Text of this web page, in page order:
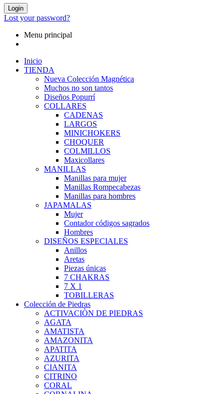
Login
Lost your password?
Menu principal
Inicio
TIENDA
Nueva Colección Magnética
Muchos no son tantos
Diseños Popurrí
COLLARES
CADENAS
LARGOS
MINICHOKERS
CHOQUER
COLMILLOS
Maxicollares
MANILLAS
Manillas para mujer
Manillas Rompecabezas
Manillas para hombres
JAPAMALAS
Mujer
Contador códigos sagrados
Hombres
DISEÑOS ESPECIALES
Anillos
Aretas
Piezas únicas
7 CHAKRAS
7 X 1
TOBILLERAS
Colección de Piedras
ACTIVACIÒN DE PIEDRAS
AGATA
AMATISTA
AMAZONITA
APATITA
AZURITA
CIANITA
CITRINO
CORAL